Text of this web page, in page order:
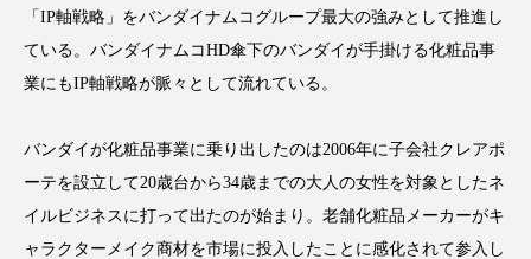
コネクテッド・ビューティ コミュニケーション
コルチゾール サステナビリティ
サプリ サロンクレンジング サロン戦略
サロン経営 サロン連略 シャネル
「IP軸戦略」をバンダイナムコグループ最大の強みとして推進し
ている。バンダイナムコHD傘下のバンダイが手掛ける化粧品事
業にもIP軸戦略が脈々として流れている。
バンダイが化粧品事業に乗り出したのは2006年に子会社クレアポ
ーテを設立して20歳台から34歳までの大人の女性を対象としたネ
イルビジネスに打って出たのが始まり。老舗化粧品メーカーがキ
ャラクターメイク商材を市場に投入したことに感化されて参入し